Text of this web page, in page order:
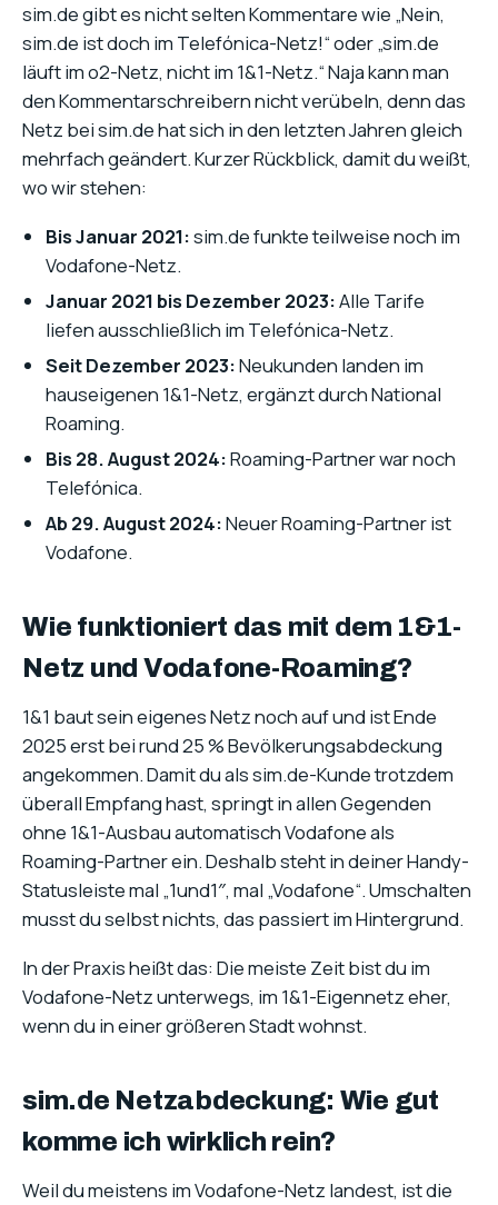
sim.de gibt es nicht selten Kommentare wie „Nein,
sim.de ist doch im Telefónica-Netz!“ oder „sim.de
läuft im o2-Netz, nicht im 1&1-Netz.“ Naja kann man
den Kommentarschreibern nicht verübeln, denn das
Netz bei sim.de hat sich in den letzten Jahren gleich
mehrfach geändert. Kurzer Rückblick, damit du weißt,
wo wir stehen:
Bis Januar 2021:sim.de funkte teilweise noch im
Vodafone-Netz.
Januar 2021 bis Dezember 2023:Alle Tarife
liefen ausschließlich im Telefónica-Netz.
Seit Dezember 2023:Neukunden landen im
hauseigenen 1&1-Netz, ergänzt durch National
Roaming.
Bis 28. August 2024:Roaming-Partner war noch
Telefónica.
Ab 29. August 2024:Neuer Roaming-Partner ist
Vodafone.
Wie funktioniert das mit dem 1&1-
Netz und Vodafone-Roaming?
1&1 baut sein eigenes Netz noch auf und ist Ende
2025 erst bei rund 25 % Bevölkerungsabdeckung
angekommen. Damit du als sim.de-Kunde trotzdem
überall Empfang hast, springt in allen Gegenden
ohne 1&1-Ausbau automatisch Vodafone als
Roaming-Partner ein. Deshalb steht in deiner Handy-
Statusleiste mal „1und1″, mal „Vodafone“. Umschalten
musst du selbst nichts, das passiert im Hintergrund.
In der Praxis heißt das: Die meiste Zeit bist du im
Vodafone-Netz unterwegs, im 1&1-Eigennetz eher,
wenn du in einer größeren Stadt wohnst.
sim.de Netzabdeckung: Wie gut
komme ich wirklich rein?
Weil du meistens im Vodafone-Netz landest, ist die